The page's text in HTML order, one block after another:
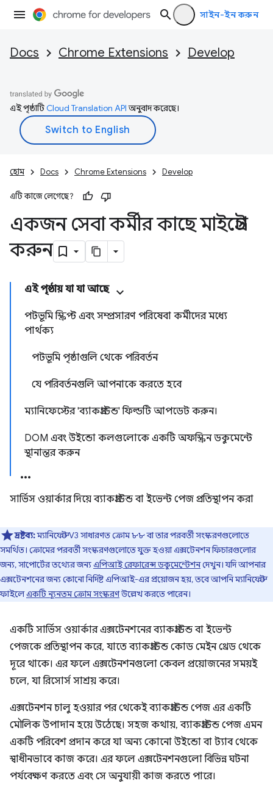
সাইন-ইন করুন
Docs Chrome Extensions Develop
এই পৃষ্ঠাটিCloud Translation APIঅনুবাদ করেছে।
হোম Docs Chrome Extensions Develop
এটি কাজে লেগেছে?
একজন সেবা কর্মীর কাছে মাইগ্রেট
করুন
এই পৃষ্ঠায় যা যা আছে
পটভূমি স্ক্রিপ্ট এবং সম্প্রসারণ পরিষেবা কর্মীদের মধ্যে
পার্থক্য
পটভূমি পৃষ্ঠাগুলি থেকে পরিবর্তন
যে পরিবর্তনগুলি আপনাকে করতে হবে
ম্যানিফেস্টের 'ব্যাকগ্রাউন্ড' ফিল্ডটি আপডেট করুন।
DOM এবং উইন্ডো কলগুলোকে একটি অফস্ক্রিন ডকুমেন্টে
স্থানান্তর করুন
সার্ভিস ওয়ার্কার দিয়ে ব্যাকগ্রাউন্ড বা ইভেন্ট পেজ প্রতিস্থাপন করা
দ্রষ্টব্য:ম্যানিফেস্ট V3 সাধারণত ক্রোম ৮৮ বা তার পরবর্তী সংস্করণগুলোতে
সমর্থিত। ক্রোমের পরবর্তী সংস্করণগুলোতে যুক্ত হওয়া এক্সটেনশন ফিচারগুলোর
জন্য, সাপোর্টের তথ্যের জন্যএপিআই রেফারেন্স ডকুমেন্টেশনদেখুন। যদি আপনার
এক্সটেনশনের জন্য কোনো নির্দিষ্ট এপিআই-এর প্রয়োজন হয়, তবে আপনি ম্যানিফেস্ট
ফাইলেএকটি ন্যূনতম ক্রোম সংস্করণউল্লেখ করতে পারেন।
একটি সার্ভিস ওয়ার্কার এক্সটেনশনের ব্যাকগ্রাউন্ড বা ইভেন্ট
পেজকে প্রতিস্থাপন করে, যাতে ব্যাকগ্রাউন্ড কোড মেইন থ্রেড থেকে
দূরে থাকে। এর ফলে এক্সটেনশনগুলো কেবল প্রয়োজনের সময়ই
চলে, যা রিসোর্স সাশ্রয় করে।
এক্সটেনশন চালু হওয়ার পর থেকেই ব্যাকগ্রাউন্ড পেজ এর একটি
মৌলিক উপাদান হয়ে উঠেছে। সহজ কথায়, ব্যাকগ্রাউন্ড পেজ এমন
একটি পরিবেশ প্রদান করে যা অন্য কোনো উইন্ডো বা ট্যাব থেকে
স্বাধীনভাবে কাজ করে। এর ফলে এক্সটেনশনগুলো বিভিন্ন ঘটনা
পর্যবেক্ষণ করতে এবং সে অনুযায়ী কাজ করতে পারে।